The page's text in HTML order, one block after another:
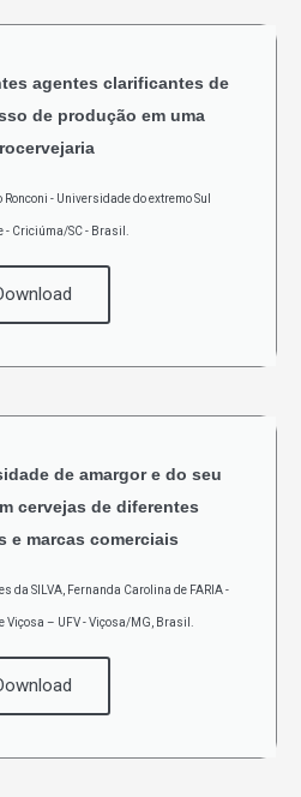
agentes clarificantes de
de produção em uma
- Universidade do extremo Sul
- Criciúma/SC - Brasil.
de amargor e do seu
cervejas de diferentes
e marcas comerciais
da SILVA, Fernanda Carolina de FARIA -
Viçosa – UFV - Viçosa/MG, Brasil.